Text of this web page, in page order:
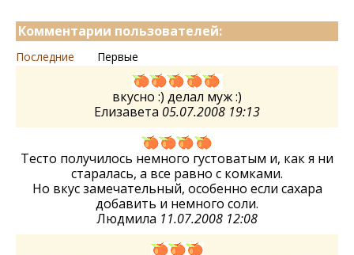
Комментарии пользователей:
Последние Первые
вкусно :) делал муж :)
Елизавета 05.07.2008 19:13
Тесто получилось немного густоватым и, как я ни
старалась, а все равно с комками.
Но вкус замечательный, особенно если сахара
добавить и немного соли.
Людмила 11.07.2008 12:08